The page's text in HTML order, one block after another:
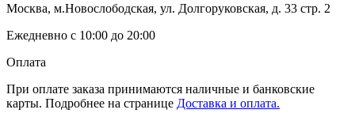
Москва, м.Новослободская, ул. Долгоруковская, д. 33 стр. 2
Ежедневно с 10:00 до 20:00
Оплата
При оплате заказа принимаются наличные и банковские
карты. Подробнее на странице Доставка и оплата.